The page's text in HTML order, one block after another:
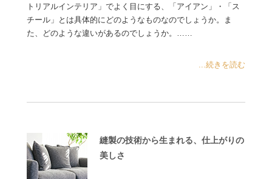
トリアルインテリア」でよく目にする、「アイアン」・「ス
チール」とは具体的にどのようなものなのでしょうか。ま
た、どのような違いがあるのでしょうか。……
...続きを読む
縫製の技術から生まれる、仕上がりの
美しさ